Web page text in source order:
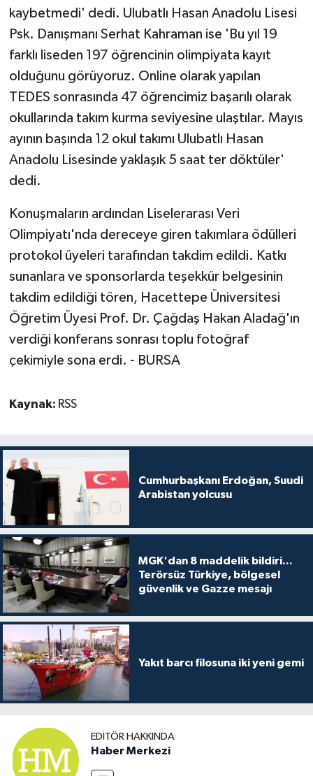
kaybetmedi' dedi. Ulubatlı Hasan Anadolu Lisesi
Psk. Danışmanı Serhat Kahraman ise 'Bu yıl 19
farklı liseden 197 öğrencinin olimpiyata kayıt
olduğunu görüyoruz. Online olarak yapılan
TEDES sonrasında 47 öğrencimiz başarılı olarak
okullarında takım kurma seviyesine ulaştılar. Mayıs
ayının başında 12 okul takımı Ulubatlı Hasan
Anadolu Lisesinde yaklaşık 5 saat ter döktüler'
dedi.
Konuşmaların ardından Liselerarası Veri
Olimpiyatı'nda dereceye giren takımlara ödülleri
protokol üyeleri tarafından takdim edildi. Katkı
sunanlara ve sponsorlarda teşekkür belgesinin
takdim edildiği tören, Hacettepe Üniversitesi
Öğretim Üyesi Prof. Dr. Çağdaş Hakan Aladağ'ın
verdiği konferans sonrası toplu fotoğraf
çekimiyle sona erdi. - BURSA
Kaynak: RSS
Cumhurbaşkanı Erdoğan, Suudi
Arabistan yolcusu
MGK'dan 8 maddelik bildiri...
Terörsüz Türkiye, bölgesel
güvenlik ve Gazze mesajı
Yakıt barcı filosuna iki yeni gemi
EDITÖR HAKKINDA
Haber Merkezi